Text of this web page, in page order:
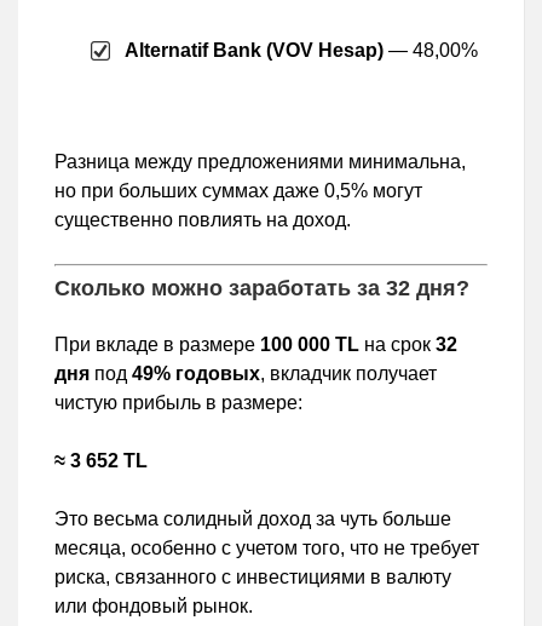
Alternatif Bank (VOV Hesap) — 48,00%
Разница между предложениями минимальна,
но при больших суммах даже 0,5% могут
существенно повлиять на доход.
Сколько можно заработать за 32 дня?
При вкладе в размере 100 000 TL на срок 32
дня под 49% годовых, вкладчик получает
чистую прибыль в размере:
≈ 3 652 TL
Это весьма солидный доход за чуть больше
месяца, особенно с учетом того, что не требует
риска, связанного с инвестициями в валюту
или фондовый рынок.